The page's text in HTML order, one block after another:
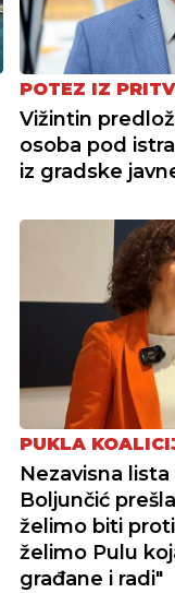
POTEZ IZ
Vižintin
osoba pod
iz gradske
PUKLA
Nezavisna
Boljunčić
želimo biti
želimo Pulu
građane i radi"